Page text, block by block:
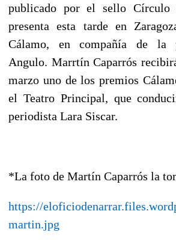
publicado por el sello Círculo
presenta esta tarde en
Cálamo, en compañía de la
Angulo. Marrtín Caparrós
marzo uno de los premios
el Teatro Principal, que
periodista Lara Siscar.
*La foto de Martín Caparrós la
https://
martin.jpg